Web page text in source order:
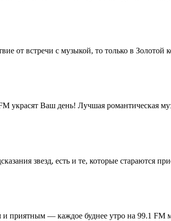
от встречи с музыкой, то только в Золотой
украсят Ваш день! Лучшая романтическая
звезд, есть и те, которые стараются
приятным — каждое буднее утро на 99.1 FM